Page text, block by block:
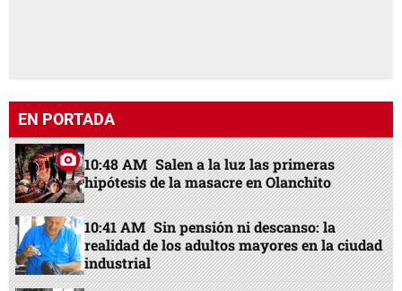
EN PORTADA
10:48 AM Salen a la luz las primeras
hipótesis de la masacre en Olanchito
10:41 AM Sin pensión ni descanso: la
realidad de los adultos mayores en la ciudad
industrial